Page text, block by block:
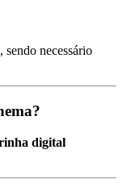
, sendo necessário
digital